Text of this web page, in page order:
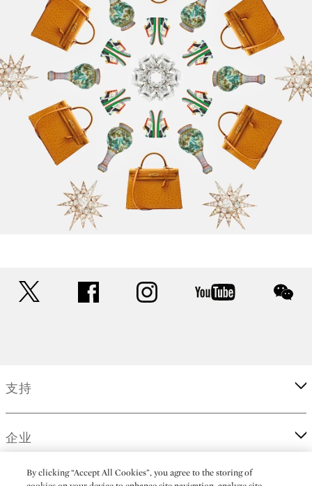
facebook instagram youtube
支持
企业
By clicking “Accept All Cookies”, you agree to the storing of